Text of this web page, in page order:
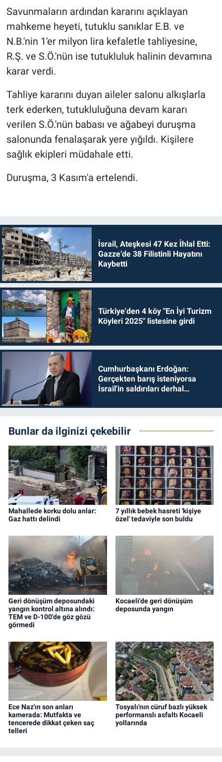
Savunmaların ardından kararını açıklayan
mahkeme heyeti, tutuklu sanıklar E.B. ve
N.B.'nin 1'er milyon lira kefaletle tahliyesine,
R.Ş. ve S.Ö.'nün ise tutukluluk halinin devamına
karar verdi.
Tahliye kararını duyan aileler salonu alkışlarla
terk ederken, tutukluluğuna devam kararı
verilen S.Ö.'nün babası ve ağabeyi duruşma
salonunda fenalaşarak yere yığıldı. Kişilere
sağlık ekipleri müdahale etti.
Duruşma, 3 Kasım'a ertelendi.
İsrail, Ateşkesi 47 Kez İhlal Etti:
Gazze’de 38 Filistinli Hayatını
Kaybetti
Türkiye'den 4 köy "En İyi Turizm
Köyleri 2025" listesine girdi
Cumhurbaşkanı Erdoğan:
Gerçekten barış isteniyorsa
İsrail'in saldırıları derhal
Bunlar da ilginizi çekebilir
Mahallede korku dolu anlar:
Gaz hattı delindi
7 yıllık bebek hasreti 'kişiye
özel' tedaviyle son buldu
Geri dönüşüm deposundaki
yangın kontrol altına alındı:
TEM ve D-100'de göz gözü
görmedi
Kocaeli'de geri dönüşüm
deposunda yangın
Ece Naz'ın son anları
kamerada: Mutfakta ve
tencerede dikkat çeken saç
telleri
Tosyalı'nın cüruf bazlı yüksek
performanslı asfaltı Kocaeli
yollarında